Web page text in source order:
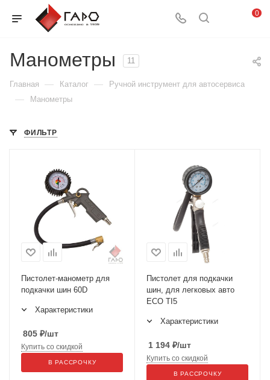
0
Манометры 11
Главная — Каталог — Ручной инструмент для автосервиса
— Манометры
ФИЛЬТР
Пистолет-манометр для
подкачки шин 60D
Характеристики
805 ₽/шт
Купить со скидкой
В РАССРОЧКУ
Пистолет для подкачки
шин, для легковых авто
ECO TI5
Характеристики
1 194 ₽/шт
Купить со скидкой
В РАССРОЧКУ